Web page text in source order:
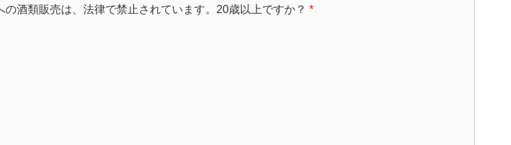
酒類販売は、法律で禁止されています。20歳以上ですか？ *